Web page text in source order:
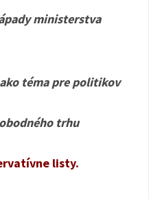
ministerstva
téma pre politikov
trhu
listy.